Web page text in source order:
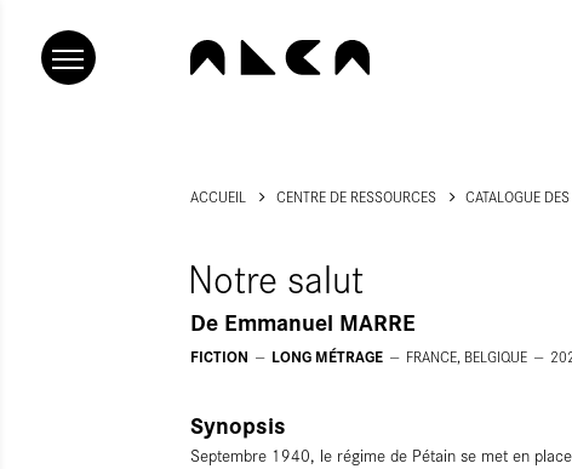
ACCUEIL CENTRE DE RESSOURCES CATALOGUE
Notre salut
De Emmanuel MARRE
FICTION LONG MÉTRAGE FRANCE, BELGIQUE
Synopsis
Septembre 1940, le régime de Pétain se met en